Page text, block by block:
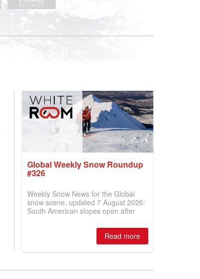
Global Weekly Snow Roundup
#326
Weekly Snow News for the Global
snow scene, updated 7 August 2026:
South American slopes open after
best conditions of season so far,
Australian areas open most terrain of
2026, northern hemisphere down to
two outdoor areas still open.
Read more